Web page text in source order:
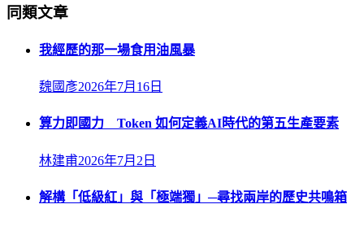
同類文章
我經歷的那一場食用油風暴
魏國彥2026年7月16日
算力即國力 Token 如何定義AI時代的第五生產要素
林建甫2026年7月2日
解構「低級紅」與「極端獨」─尋找兩岸的歷史共鳴箱